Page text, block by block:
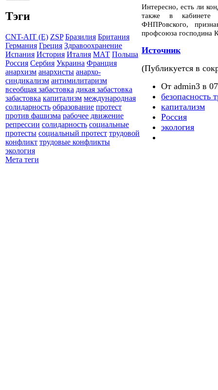
Тэги
CNT-AIT (E) ZSP Бразилия Британия
Германия Греция Здравоохранение
Испания История Италия МАТ Польша
Россия Сербия Украина Франция
анархизм анархисты анархо-
синдикализм антимилитаризм
всеобщая забастовка дикая забастовка
забастовка капитализм международная
солидарность образование протест
против фашизма рабочее движение
репрессии солидарность социальные
протесты социальный протест трудовой
конфликт трудовые конфликты
экология
Мета теги
Интересно, есть ли
также в кабинете
ФНПРовского,
профсоюза господина
Источник
(Публикуется в
От admin3 в
безопасность
капитализм
Россия
экология